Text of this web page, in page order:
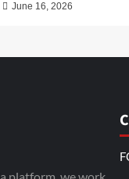
June 16, 2026